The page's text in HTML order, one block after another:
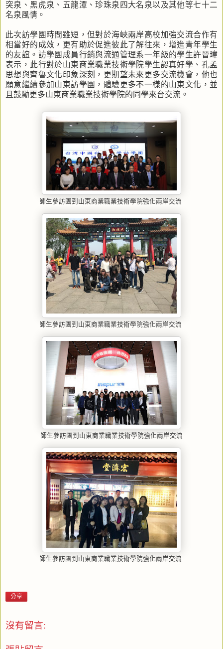
突泉、黑虎泉、五龍潭、珍珠泉四大名泉以及其他等七十二
名泉風情。
此次訪學團時間雖短，但對於海峽兩岸高校加強交流合作有
相當好的成效，更有助於促進彼此了解往來，增進青年學生
的友誼。訪學團成員行銷與流通管理系一年級的學生許晉瑋
表示，此行對於山東商業職業技術學院學生認真好學、孔孟
思想與齊魯文化印象深刻，更期望未來更多交流機會，他也
願意繼續參加山東訪學團，體驗更多不一樣的山東文化，並
且鼓勵更多山東商業職業技術學院的同學來台交流。
師生參訪團到山東商業職業技術學院強化兩岸交流
師生參訪團到山東商業職業技術學院強化兩岸交流
師生參訪團到山東商業職業技術學院強化兩岸交流
師生參訪團到山東商業職業技術學院強化兩岸交流
分享
沒有留言: